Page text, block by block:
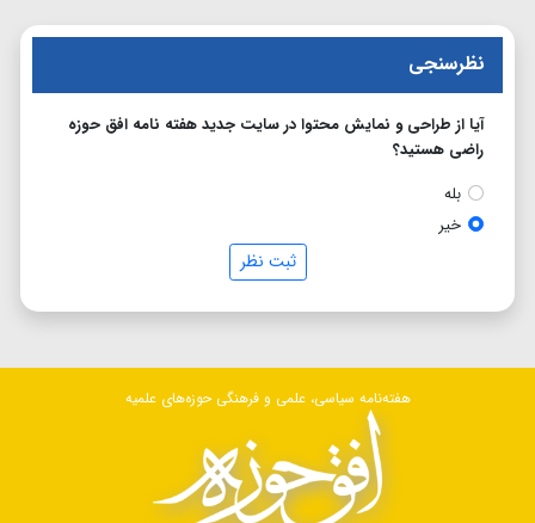
نظرسنجی
آیا از طراحی و نمایش محتوا در سایت جدید هفته نامه افق حوزه
راضی هستید؟
بله
خیر
ثبت نظر
هفته‌نامه سیاسی، علمی و فرهنگی حوزه‌های علمیه